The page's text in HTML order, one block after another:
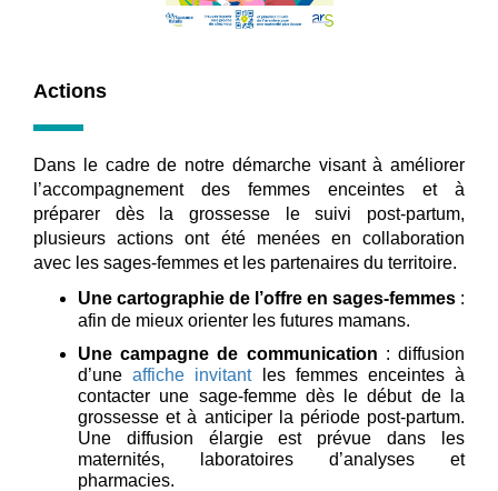
Actions
Dans le cadre de notre démarche visant à améliorer
l’accompagnement des femmes enceintes et à
préparer dès la grossesse le suivi post-partum,
plusieurs actions ont été menées en collaboration
avec les sages-femmes et les partenaires du territoire.
Une cartographie de l’offre en sages-femmes :
afin de mieux orienter les futures mamans.
Une campagne de communication : diffusion
d’uneaffiche invitantles femmes enceintes à
contacter une sage-femme dès le début de la
grossesse et à anticiper la période post-partum.
Une diffusion élargie est prévue dans les
maternités, laboratoires d’analyses et
pharmacies.